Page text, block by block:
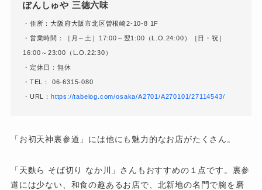
ぽんしゅや 三徳六味
・住所：大阪府大阪市北区曽根崎2-10-8 1F
・営業時間：［月～土］17:00～翌1:00（L.O.24:00）［日・祝］
16:00～23:00（L.O.22:30）
・定休日：無休
・TEL： 06-6315-080
・URL： https://tabelog.com/osaka/A2701/A270101/27114543/
「お初天神裏参道」には他にも魅力的なお店がたくさん。
「天麩ら そば切り なか川」さんもおすすめの１点です。裏参
道には少ない、和食の趣あるお店で、北新地の名門で腕を磨